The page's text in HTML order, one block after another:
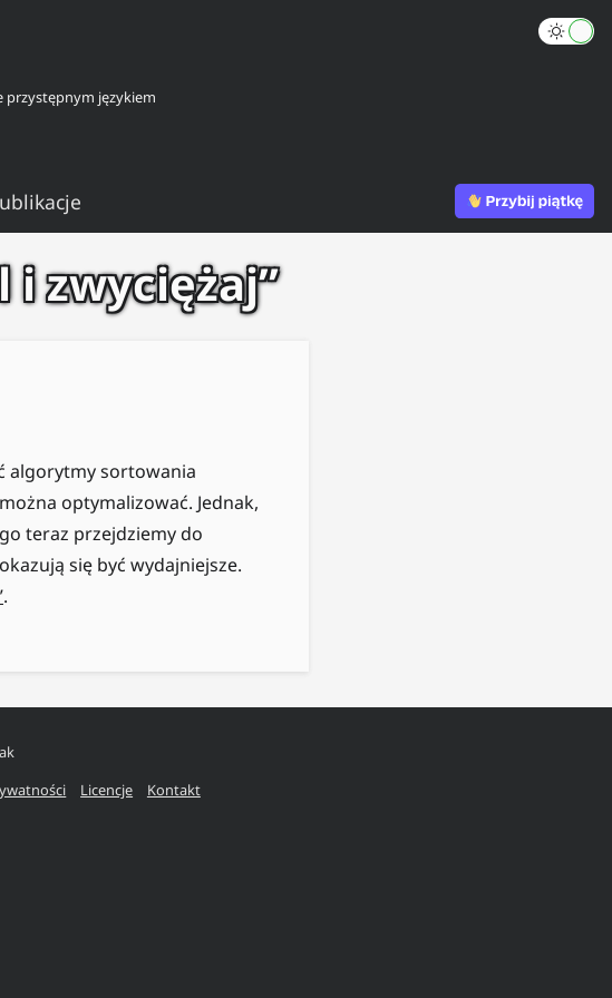
językiem
i zwyciężaj”
algorytmy sortowania
optymalizować. Jednak,
teraz przejdziemy do
się być wydajniejsze.
.
Licencje Kontakt